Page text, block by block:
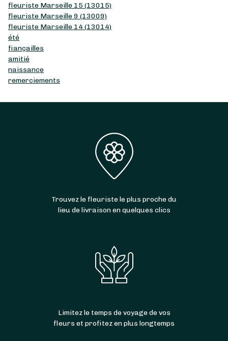
fleuriste Marseille 15 (13015)
fleuriste Marseille 9 (13009)
fleuriste Marseille 14 (13014)
été
fiançailles
amitié
naissance
remerciements
Trouvez le fleuriste le plus proche du
lieu de livraison en quelques clics
Limitez le temps de voyage de vos
fleurs et profitez en plus longtemps